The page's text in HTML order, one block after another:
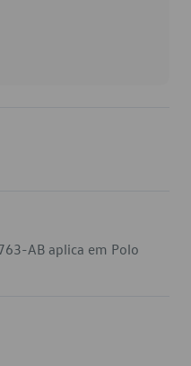
AB aplica em Polo